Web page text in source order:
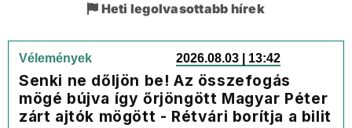
Heti legolvasottabb hírek
Vélemények 2026.08.03 | 13:42
Senki ne dőljön be! Az összefogás
mögé bújva így őrjöngött Magyar Péter
zárt ajtók mögött - Rétvári borítja a bilit